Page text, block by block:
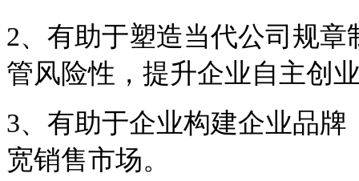
2、有助于塑造当代公司规
管风险性，提升企业自主创
3、有助于企业构建企业品
宽销售市场。